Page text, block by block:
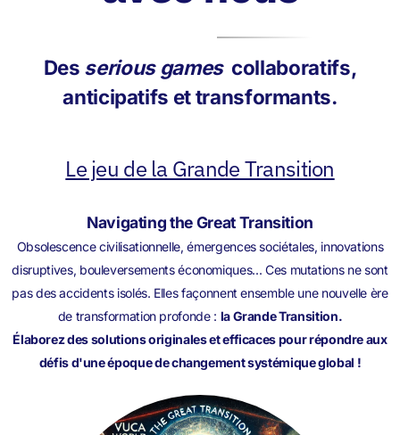
Des serious gamescollaboratifs,
anticipatifs et transformants.
Le jeu de la Grande Transition
Navigating the Great Transition
Obsolescence civilisationnelle, émergences sociétales, innovations
disruptives, bouleversements économiques... Ces mutations ne sont
pas des accidents isolés. Elles façonnent ensemble une nouvelle ère
de transformation profonde : la Grande Transition.
Élaborez des solutions originales et efficaces pour répondre aux
défis d'une époque de changement systémique global !